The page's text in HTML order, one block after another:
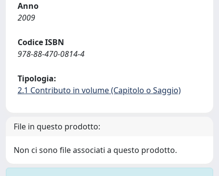
Anno
2009
Codice ISBN
978-88-470-0814-4
Tipologia:
2.1 Contributo in volume (Capitolo o Saggio)
File in questo prodotto:
Non ci sono file associati a questo prodotto.